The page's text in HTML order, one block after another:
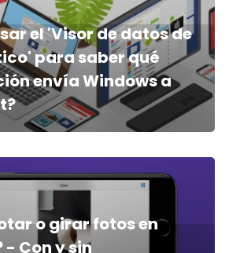
el 'Visor de datos de
para saber qué
envía Windows a
o girar fotos en
Con y sin